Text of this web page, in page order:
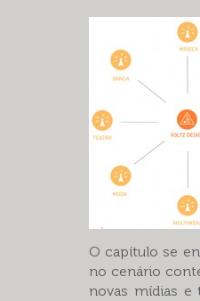
O capítulo se
no cenário
novas mídias e